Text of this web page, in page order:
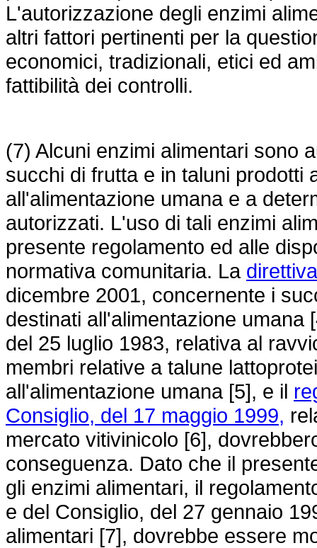
L'autorizzazione degli enzimi
altri fattori pertinenti per la
economici, tradizionali, etici ed
fattibilità dei controlli.
(7) Alcuni enzimi alimentari sono
succhi di frutta e in taluni prodotti
all'alimentazione umana e a
autorizzati. L'uso di tali enzimi
presente regolamento ed alle
normativa comunitaria. La
dicembre 2001, concernente i
destinati all'alimentazione umana
del 25 luglio 1983, relativa al
membri relative a talune
all'alimentazione umana [5], e il
Consiglio, del 17 maggio 1999,
mercato vitivinicolo [6],
conseguenza. Dato che il
gli enzimi alimentari, il
e del Consiglio, del 27 gennaio
alimentari [7], dovrebbe essere